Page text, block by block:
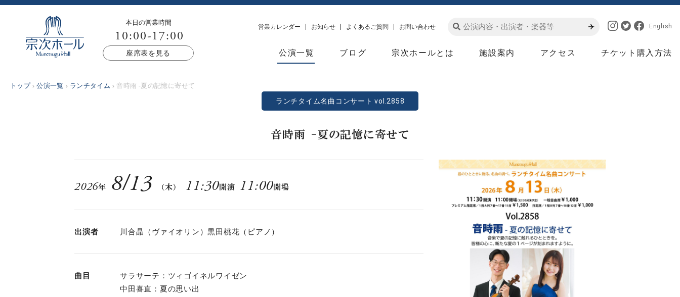
本日の営業時間
10:00-17:00
座席表を見る 公演一覧 ブログ 宗次ホールとは 施設案内 アクセス チケット購入方法
営業カレンダー お知らせ よくあるご質問 お問い合わせ English
トップ 公演一覧 ランチタイム 音時雨 -夏の記憶に寄せて
ランチタイム名曲コンサート vol.2858
音時雨 -夏の記憶に寄せて
2026年 8/13 （木） 11:30開演 11:00開場
出演者 川合晶（ヴァイオリン）黒田桃花（ピアノ）
曲目
サラサーテ：ツィゴイネルワイゼン
中田喜直：夏の思い出